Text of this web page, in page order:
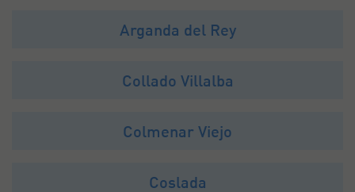
Arganda del Rey
Collado Villalba
Colmenar Viejo
Coslada